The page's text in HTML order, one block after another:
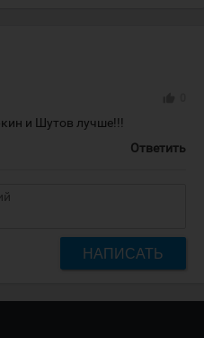
и Шутов лучше!!!
Ответить
НАПИСАТЬ